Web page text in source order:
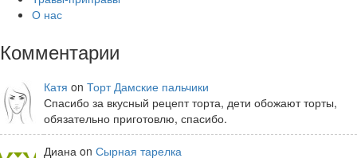
О нас
Комментарии
Катя on Торт Дамские пальчики
Спасибо за вкусный рецепт торта, дети обожают торты,
обязательно приготовлю, спасибо.
Диана on Сырная тарелка